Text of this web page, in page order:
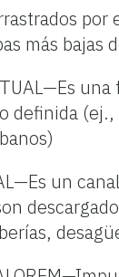
por
más bajas
definida
un